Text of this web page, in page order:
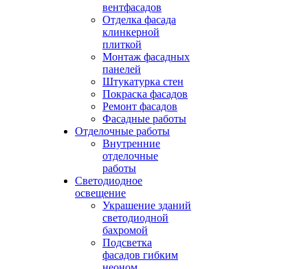
вентфасадов
Отделка фасада
клинкерной
плиткой
Монтаж фасадных
панелей
Штукатурка стен
Покраска фасадов
Ремонт фасадов
Фасадные работы
Отделочные работы
Внутренние
отделочные
работы
Светодиодное
освещение
Украшение зданий
светодиодной
бахромой
Подсветка
фасадов гибким